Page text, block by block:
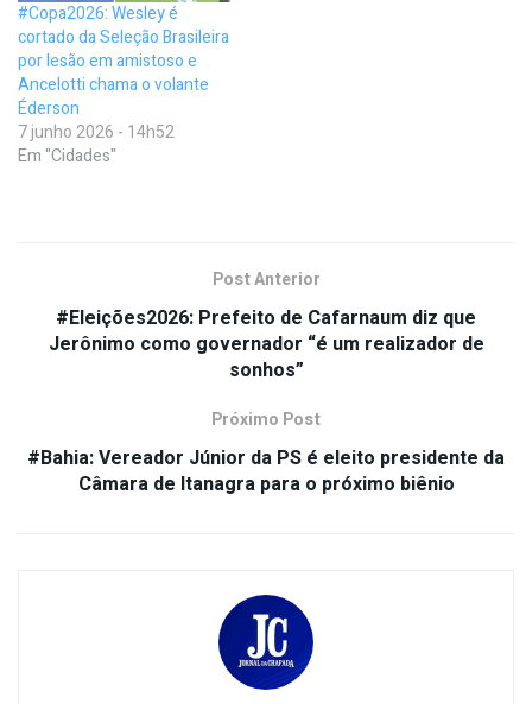
#Copa2026: Wesley é
cortado da Seleção Brasileira
por lesão em amistoso e
Ancelotti chama o volante
Éderson
7 junho 2026 - 14h52
Em "Cidades"
Post Anterior
#Eleições2026: Prefeito de Cafarnaum diz que
Jerônimo como governador “é um realizador de
sonhos”
Próximo Post
#Bahia: Vereador Júnior da PS é eleito presidente da
Câmara de Itanagra para o próximo biênio